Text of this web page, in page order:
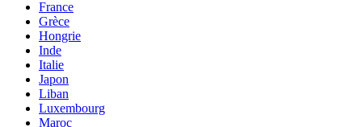
France
Grèce
Hongrie
Inde
Italie
Japon
Liban
Luxembourg
Maroc